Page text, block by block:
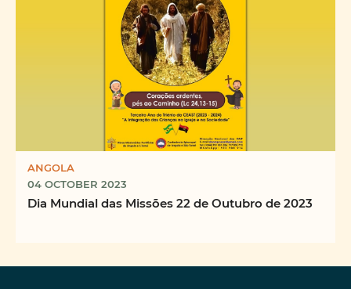
ANGOLA
04 OCTOBER 2023
Dia Mundial das Missões 22 de Outubro de 2023